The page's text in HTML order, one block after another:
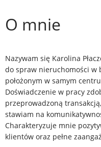
O mnie
Nazywam się Karolina
do spraw nieruchomości w
położonym w samym
Doświadczenie w pracy
przeprowadzoną
stawiam na
Charakteryzuje mnie
klientów oraz pełne